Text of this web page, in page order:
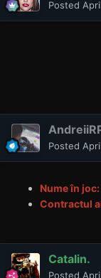
Posted
Posted
Nume în joc:
Contractul
Catalin.
Posted